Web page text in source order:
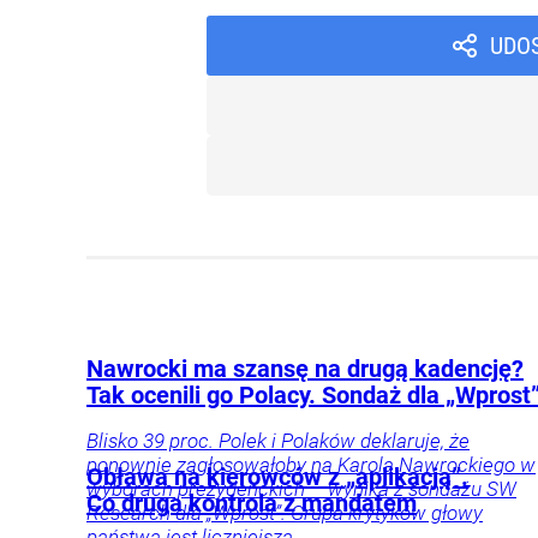
Nawrocki ma szansę na drugą kadencję?
Tak ocenili go Polacy. Sondaż dla
Blisko 39 proc. Polek i Polaków deklaruje, że
ponownie zagłosowałoby na Karola Nawrockiego w
wyborach prezydenckich – wynika z sondażu SW
Research dla „Wprost”. Grupa krytyków głowy
Obława na kierowców z „aplikacją”.
Co druga kontrola z mandatem